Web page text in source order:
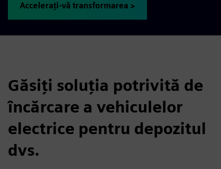
Accelerați-vă transformarea >
Găsiți soluția potrivită de
încărcare a vehiculelor
electrice pentru depozitul
dvs.